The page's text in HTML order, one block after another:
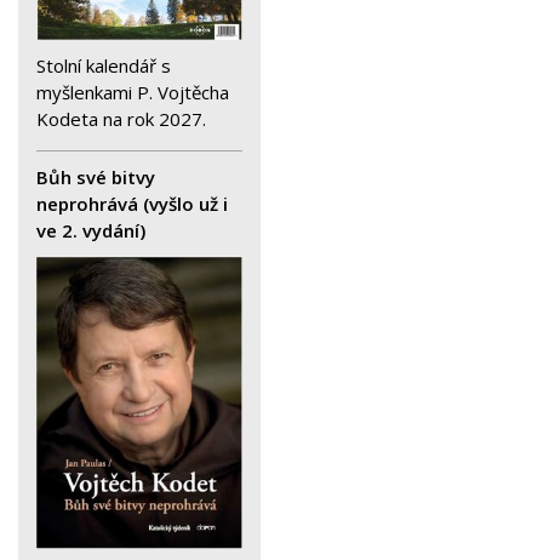
Stolní kalendář s
myšlenkami P. Vojtěcha
Kodeta na rok 2027.
Bůh své bitvy
neprohrává (vyšlo už i
ve 2. vydání)